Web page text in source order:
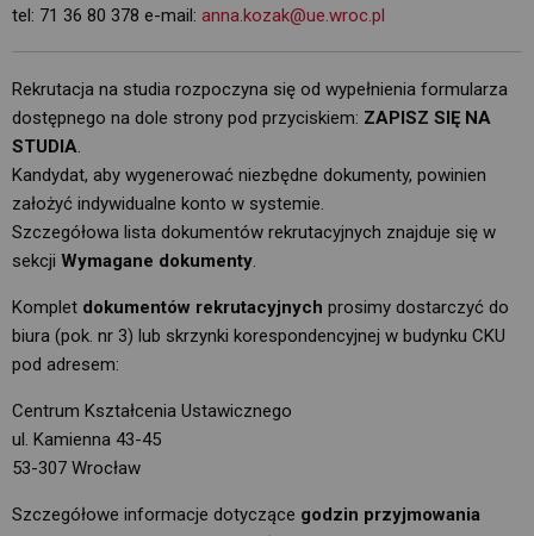
tel: 71 36 80 378 e-mail: anna.kozak@ue.wroc.pl
Rekrutacja na studia rozpoczyna się od wypełnienia formularza
dostępnego na dole strony pod przyciskiem: ZAPISZ SIĘ NA
STUDIA.
Kandydat, aby wygenerować niezbędne dokumenty, powinien
założyć indywidualne konto w systemie.
Szczegółowa lista dokumentów rekrutacyjnych znajduje się w
sekcji Wymagane dokumenty.
Komplet dokumentów rekrutacyjnych prosimy dostarczyć do
biura (pok. nr 3) lub skrzynki korespondencyjnej w budynku CKU
pod adresem:
Centrum Kształcenia Ustawicznego
ul. Kamienna 43-45
53-307 Wrocław
Szczegółowe informacje dotyczące godzin przyjmowania